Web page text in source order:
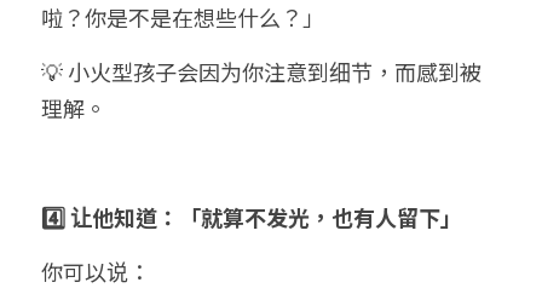
啦？你是不是在想些什么？」
💡 小火型孩子会因为你注意到细节，而感到被
理解。
4️⃣ 让他知道：「就算不发光，也有人留下」
你可以说：